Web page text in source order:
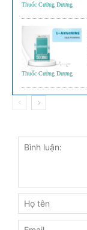
Thuốc Cường Dương
Thuốc Cường Dương